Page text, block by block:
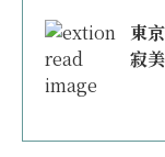
東
寂